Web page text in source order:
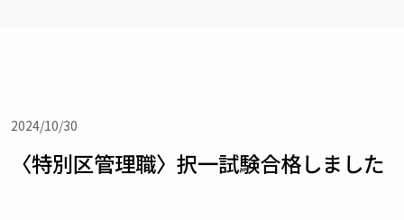
2024/10/30
〈特別区管理職〉択一試験合格しました